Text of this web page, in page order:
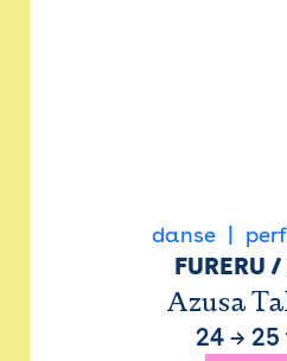
danse
FURERU
Azusa
24→ 25